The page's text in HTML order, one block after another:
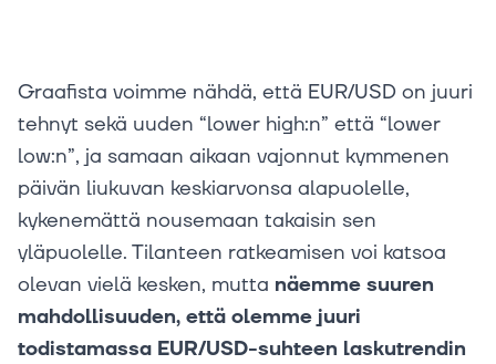
Graafista voimme nähdä, että EUR/USD on juuri
tehnyt sekä uuden “lower high:n” että “lower
low:n”, ja samaan aikaan vajonnut kymmenen
päivän liukuvan keskiarvonsa alapuolelle,
kykenemättä nousemaan takaisin sen
yläpuolelle. Tilanteen ratkeamisen voi katsoa
olevan vielä kesken, mutta näemme suuren
mahdollisuuden, että olemme juuri
todistamassa EUR/USD-suhteen laskutrendin